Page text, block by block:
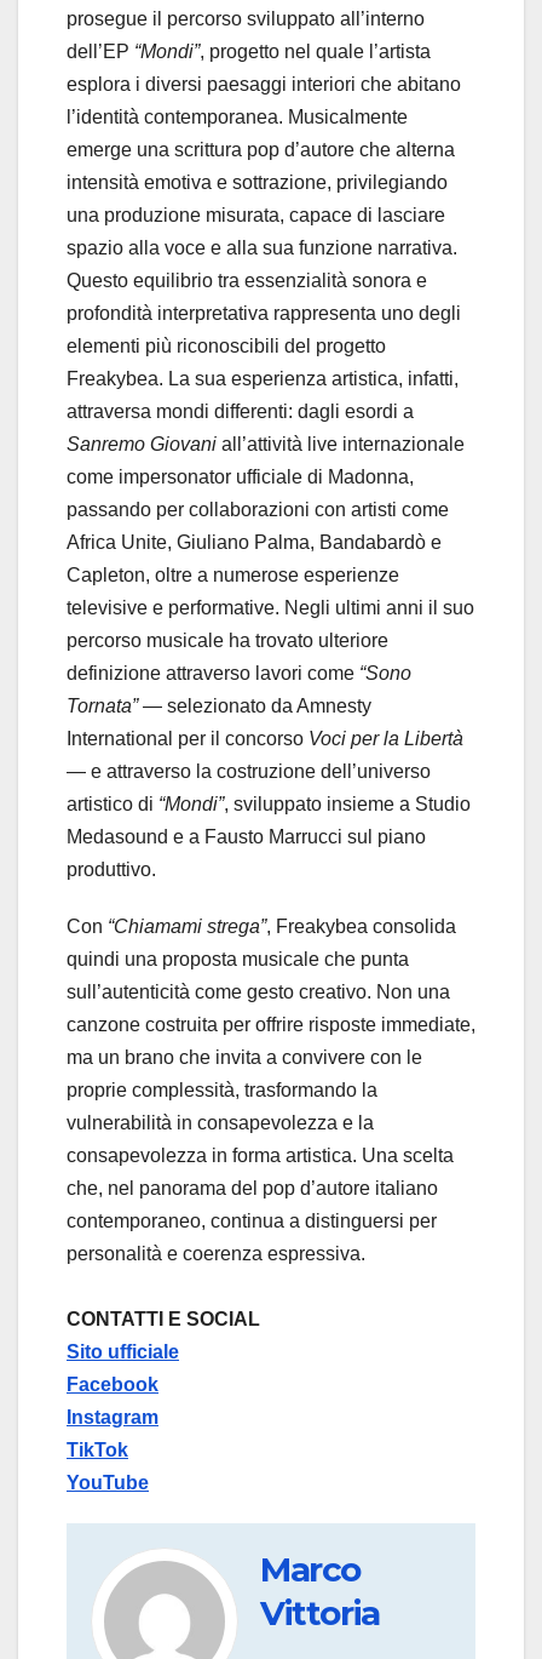
prosegue il percorso sviluppato all’interno
dell’EP “Mondi”, progetto nel quale l’artista
esplora i diversi paesaggi interiori che abitano
l’identità contemporanea. Musicalmente
emerge una scrittura pop d’autore che alterna
intensità emotiva e sottrazione, privilegiando
una produzione misurata, capace di lasciare
spazio alla voce e alla sua funzione narrativa.
Questo equilibrio tra essenzialità sonora e
profondità interpretativa rappresenta uno degli
elementi più riconoscibili del progetto
Freakybea. La sua esperienza artistica, infatti,
attraversa mondi differenti: dagli esordi a
Sanremo Giovani all’attività live internazionale
come impersonator ufficiale di Madonna,
passando per collaborazioni con artisti come
Africa Unite, Giuliano Palma, Bandabardò e
Capleton, oltre a numerose esperienze
televisive e performative. Negli ultimi anni il suo
percorso musicale ha trovato ulteriore
definizione attraverso lavori come “Sono
Tornata”— selezionato da Amnesty
International per il concorso Voci per la Libertà
— e attraverso la costruzione dell’universo
artistico di “Mondi”, sviluppato insieme a Studio
Medasound e a Fausto Marrucci sul piano
produttivo.
Con “Chiamami strega”, Freakybea consolida
quindi una proposta musicale che punta
sull’autenticità come gesto creativo. Non una
canzone costruita per offrire risposte immediate,
ma un brano che invita a convivere con le
proprie complessità, trasformando la
vulnerabilità in consapevolezza e la
consapevolezza in forma artistica. Una scelta
che, nel panorama del pop d’autore italiano
contemporaneo, continua a distinguersi per
personalità e coerenza espressiva.
CONTATTI E SOCIAL
Sito ufficiale
Facebook
Instagram
TikTok
YouTube
Marco
Vittoria